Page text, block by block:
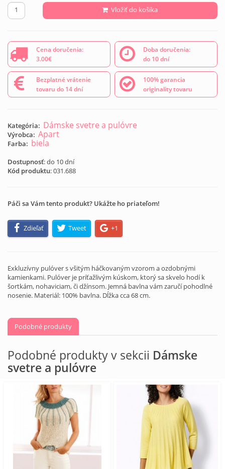
Vložiť do košíka
Cena doručenia:
3.00€
Doba doručenia:
do 10 dní
Bezplatné vrátenie
tovaru do 14 dní
100% garancia
originality tovaru
Kategória: Dámske svetre a pulóvre
Výrobca: Apart
Farba: biela
Dostupnosť: do 10 dní
Kód produktu:031.688
Páči sa Vám tento produkt? Ukážte ho priateľom!
Zdieľať Tweet +1
Exkluzívny pulóver s všitým háčkovaným vzorom a ozdobnými
kamienkami. Pulóver je príťažlivým kúskom, ktorý sa skvelo hodí k
šortkám, nohaviciam, či džínsom. Jemná bavlna vám zaručí pohodlné
nosenie. Materiál: 100% bavlna. Dĺžka cca 68 cm.
Podobné produkty
Podobné produkty v sekcii Dámske
svetre a pulóvre